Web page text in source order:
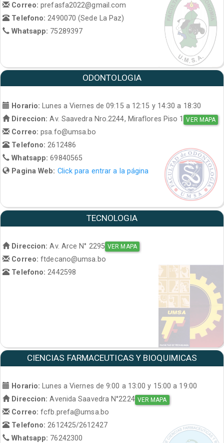
Correo:prefasfa2022@gmail.com
Telefono: 2490070 (Sede La Paz)
Whatsapp: 75289397
ODONTOLOGIA
Horario: Lunes a Viernes de 09:15 a 12:15 y 14:30 a 18:30
Direccion: Av. Saavedra Nro.2244, Miraflores Piso 1 VER MAPA
Correo:psa.fo@umsa.bo
Telefono:2612486
Whatsapp:69840565
Pagina Web: Click para entrar a la página
TECNOLOGIA
Direccion: Av. Arce N° 2295 VER MAPA
Correo:ftdecano@umsa.bo
Telefono: 2442598
CIENCIAS FARMACEUTICAS Y BIOQUIMICAS
Horario: Lunes a Viernes de 9:00 a 13:00 y 15:00 a 19:00
Direccion: Avenida Saavedra N°2224 VER MAPA
Correo:fcfb.prefa@umsa.bo
Telefono:2612425/2612427
Whatsapp: 76242300